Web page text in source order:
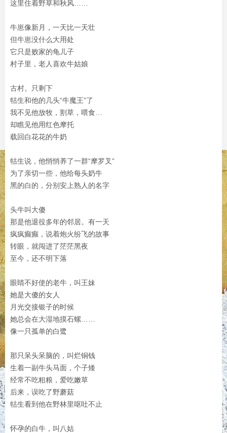
这里住着野草和秋风……
牛崽像新月，一天比一天壮
但牛崽没什么大用处
它只是败家的龟儿子
村子里，老人喜欢牛姑娘
古村。只剩下
牯生和他的几头“牛魔王”了
我不见他放牧，割草，喂食…
却瞧见他用红色摩托
载回白花花的牛奶
牯生说，他悄悄养了一群“摩罗叉”
为了亲切一些，他给每头奶牛
黑的白的，分别安上熟人的名字
头牛叫大傻
那是他退役多年的邻居。有一天
疯疯癫癫，说着炮火纷飞的故事
转眼，就闯进了茫茫黑夜
至今，还不明下落
眼睛不好使的老牛，叫王妹
她是大傻的女人
月光交接银子的时候
她总会在大湿地摸石螺……
像一只孤单的白鹭
那只呆头呆脑的，叫烂铜钱
生着一副牛头马面，个子矮
经常不吃粗粮，爱吃嫩草
后来，误吃了野蘑菇
牯生看到他在野林里呕吐不止
怀孕的白牛，叫八姑